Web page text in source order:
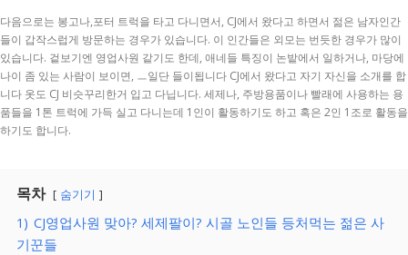
다음으로는 봉고나,포터 트럭을 타고 다니면서, CJ에서 왔다고 하면서 젊은 남자인간
들이 갑작스럽게 방문하는 경우가 있습니다. 이 인간들은 외모는 번듯한 경우가 많이
있습니다. 겉보기엔 영업사원 같기도 한데, 애네들 특징이 논밭에서 일하거나, 마당에
나이 좀 있는 사람이 보이면, ㅡ일단 들이됩니다 CJ에서 왔다고 자기 자신을 소개를 합
니다 옷도 CJ 비슷꾸리한거 입고 다닙니다. 세제나, 주방용품이나 빨래에 사용하는 용
품들을 1톤 트럭에 가득 실고 다니는데 1인이 활동하기도 하고 혹은 2인 1조로 활동을
하기도 합니다.
목차 숨기기
1) CJ영업사원 맞아? 세제팔이? 시골 노인들 등처먹는 젊은 사
기꾼들